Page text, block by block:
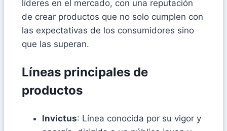
líderes en el mercado, con una reputación
de crear productos que no solo cumplen con
las expectativas de los consumidores sino
que las superan.
Líneas principales de
productos
Invictus: Línea conocida por su vigor y